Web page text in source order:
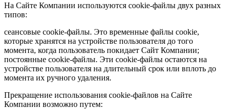
На Сайте Компании используются cookie-файлы двух разных
типов:
сеансовые cookie-файлы. Это временные файлы cookie,
которые хранятся на устройстве пользователя до того
момента, когда пользователь покидает Сайт Компании;
постоянные cookie-файлы. Эти cookie-файлы остаются на
устройстве пользователя на длительный срок или вплоть до
момента их ручного удаления.
Прекращение использования cookie-файлов на Сайте
Компании возможно путем: